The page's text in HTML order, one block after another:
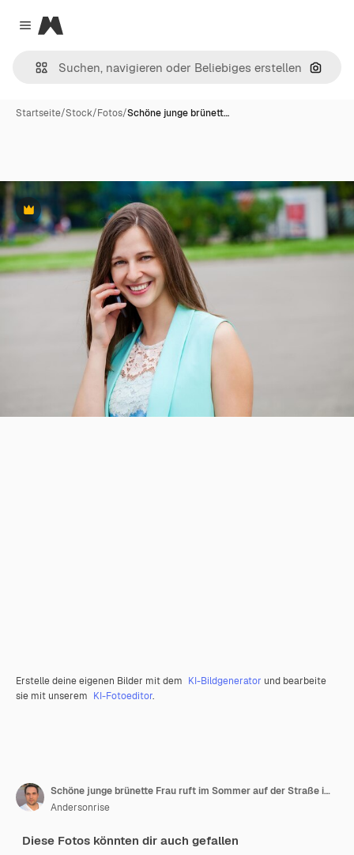
Close menu
Magnific
Nach
Startseite/Stock/Fotos/Schöne junge brünett…
Premium
Erstelle deine eigenen Bilder mit dem KI-Bildgenerator und bearbeite
sie mit unserem KI-Fotoeditor.
Schöne junge brünette Frau ruft im Sommer auf der Straße im Freien an
Andersonrise
Diese Fotos könnten dir auch gefallen